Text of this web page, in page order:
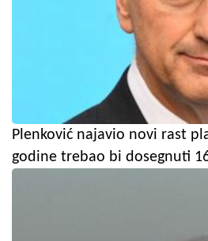
Plenković najavio novi rast
godine trebao bi dosegnuti